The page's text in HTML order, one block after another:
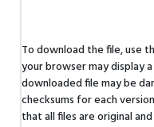
To download the file, use
your browser may display
downloaded file may be
checksums for each
that all files are original